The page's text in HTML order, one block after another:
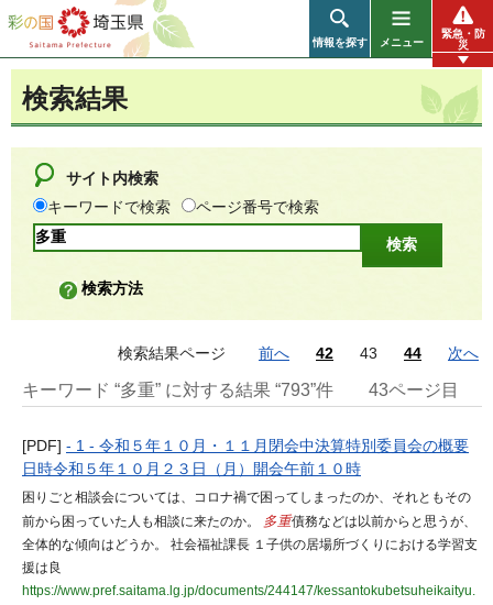
彩の国 埼玉県
情報を探す メニュー
緊急・防
災
検索結果
サイト内検索
キーワードで検索
ページ番号で検索
検索方法
検索結果ページ 前へ 42 43 44 次へ
キーワード “多重” に対する結果 “793”件 43ページ目
[PDF] - 1 - 令和５年１０月・１１月閉会中決算特別委員会の概要
日時令和５年１０月２３日（月）開会午前１０時
困りごと相談会については、コロナ禍で困ってしまったのか、それともその
前から困っていた人も相談に来たのか。
多重債務などは以前からと思うが、
全体的な傾向はどうか。 社会福祉課長 １子供の居場所づくりにおける学習支
援は良
https://www.pref.saitama.lg.jp/documents/244147/kessantokubetsuheikaityu.